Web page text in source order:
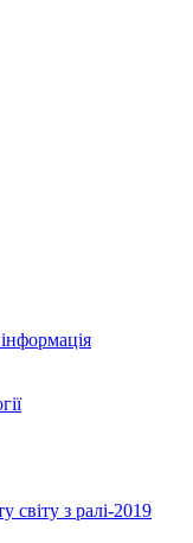
світу з ралі-2019